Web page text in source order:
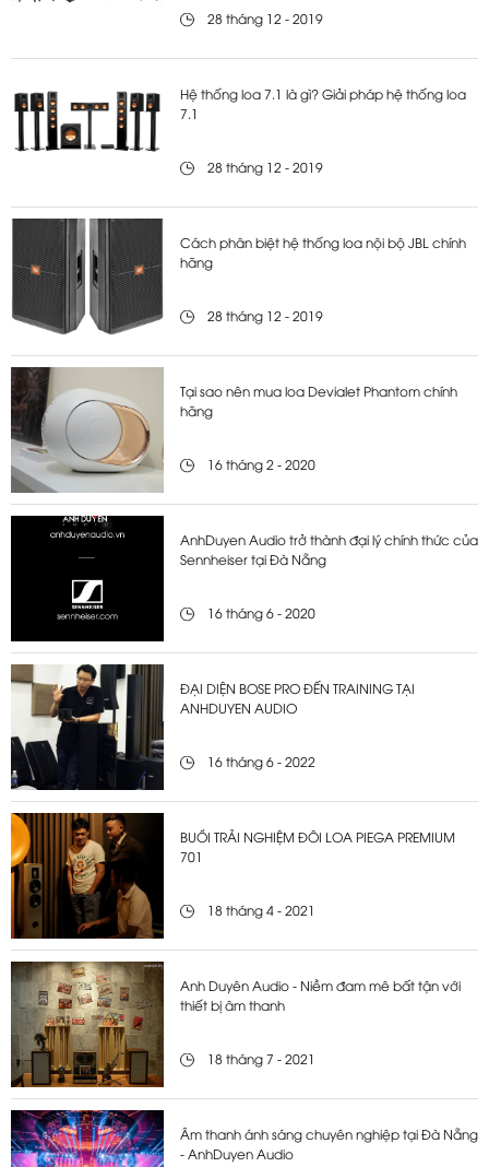
28 tháng 12 - 2019
Hệ thống loa 7.1 là gì? Giải pháp hệ thống loa
7.1
28 tháng 12 - 2019
Cách phân biệt hệ thống loa nội bộ JBL chính
hãng
28 tháng 12 - 2019
Tại sao nên mua loa Devialet Phantom chính
hãng
16 tháng 2 - 2020
AnhDuyen Audio trở thành đại lý chính thức của
Sennheiser tại Đà Nẵng
16 tháng 6 - 2020
ĐẠI DIỆN BOSE PRO ĐẾN TRAINING TẠI
ANHDUYEN AUDIO
16 tháng 6 - 2022
BUỔI TRẢI NGHIỆM ĐÔI LOA PIEGA PREMIUM
701
18 tháng 4 - 2021
Anh Duyên Audio - Niềm đam mê bất tận với
thiết bị âm thanh
18 tháng 7 - 2021
Âm thanh ánh sáng chuyên nghiệp tại Đà Nẵng
- AnhDuyen Audio